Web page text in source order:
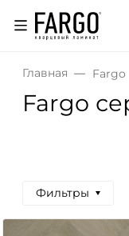
Главная Fargo
Fargo
Фильтры